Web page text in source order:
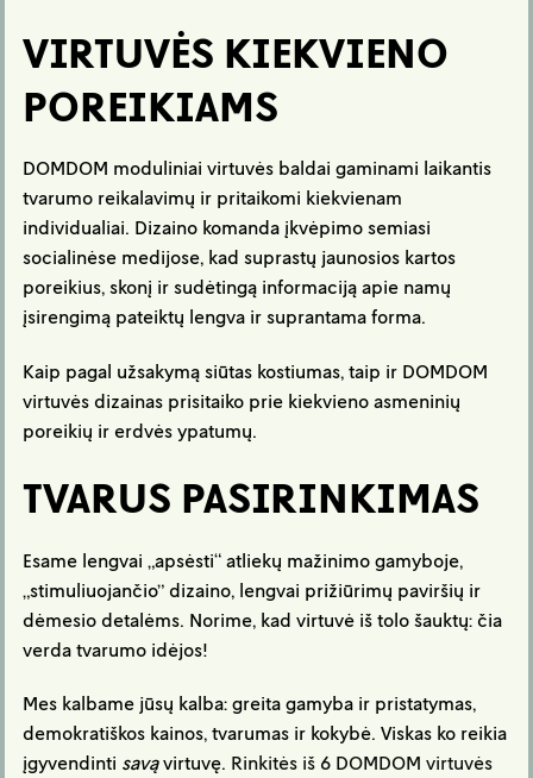
VIRTUVĖS KIEKVIENO
POREIKIAMS
DOMDOM moduliniai virtuvės baldai gaminami laikantis
tvarumo reikalavimų ir pritaikomi kiekvienam
individualiai. Dizaino komanda įkvėpimo semiasi
socialinėse medijose, kad suprastų jaunosios kartos
poreikius, skonį ir sudėtingą informaciją apie namų
įsirengimą pateiktų lengva ir suprantama forma.
Kaip pagal užsakymą siūtas kostiumas, taip ir DOMDOM
virtuvės dizainas prisitaiko prie kiekvieno asmeninių
poreikių ir erdvės ypatumų.
TVARUS PASIRINKIMAS
Esame lengvai „apsėsti“ atliekų mažinimo gamyboje,
„stimuliuojančio” dizaino, lengvai prižiūrimų paviršių ir
dėmesio detalėms. Norime, kad virtuvė iš tolo šauktų: čia
verda tvarumo idėjos!
Mes kalbame jūsų kalba: greita gamyba ir pristatymas,
demokratiškos kainos, tvarumas ir kokybė. Viskas ko reikia
įgyvendinti savąvirtuvę. Rinkitės iš 6 DOMDOM virtuvės